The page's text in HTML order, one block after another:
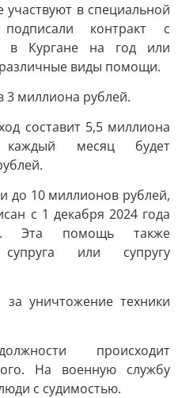
в специальной
контракт с
в Кургане на год или
виды помощи.
3 миллиона рублей.
составит 5,5 миллиона
месяц будет
до 10 миллионов рублей,
с 1 декабря 2024 года
Эта помощь также
или супругу
уничтожение техники
происходит
На военную службу
с судимостью.